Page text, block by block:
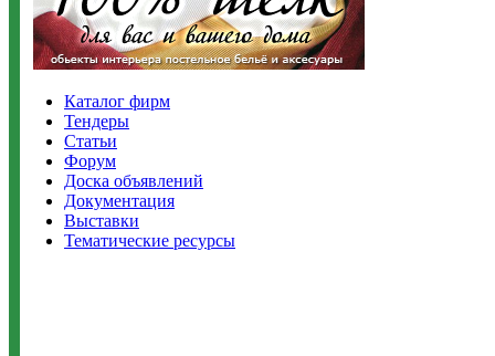
Каталог фирм
Тендеры
Статьи
Форум
Доска объявлений
Документация
Выставки
Тематические ресурсы